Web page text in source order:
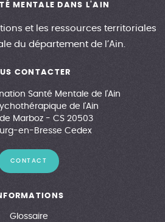
MENTALE DANS L'AIN
et les ressources territoriales
du département de l’Ain.
CONTACTER
Santé Mentale de l'Ain
de l'Ain
Marboz - CS 20503
en-Bresse Cedex
CONTACT
Glossaire